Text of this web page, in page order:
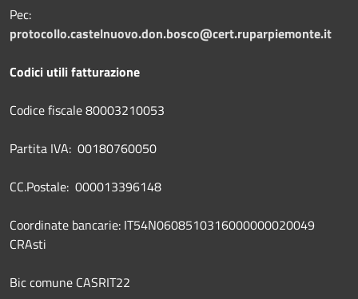
Pec:
protocollo.castelnuovo.don.bosco@cert.ruparpiemonte.it
Codici utili fatturazione
Codice fiscale 80003210053
Partita IVA: 00180760050
CC.Postale: 000013396148
Coordinate bancarie: IT54N0608510316000000020049
CRAsti
Bic comune CASRIT22